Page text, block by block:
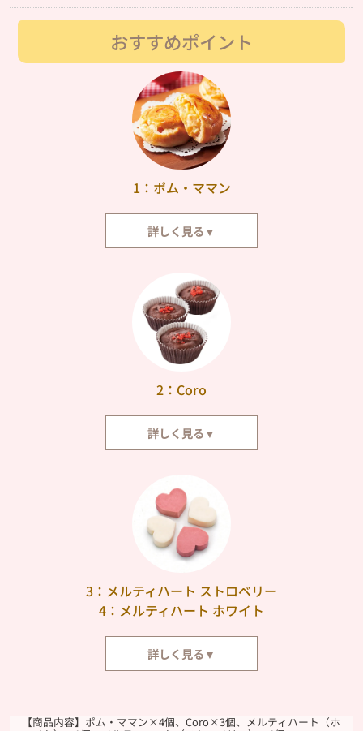
おすすめポイント
1：ポム・ママン
詳しく見る▼
カスタードクリームのまろやかさが絶妙にマッチ。
2：Coro
詳しく見る▼
3：メルティハート ストロベリー
4：メルティハート ホワイト
詳しく見る▼
【商品内容】ポム・ママン×4個、Coro×3個、メルティハート（ホ